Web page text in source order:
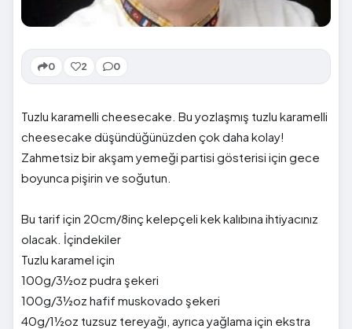
0 2 0
Tuzlu karamelli cheesecake. Bu yozlaşmış tuzlu karamelli
cheesecake düşündüğünüzden çok daha kolay!
Zahmetsiz bir akşam yemeği partisi gösterisi için gece
boyunca pişirin ve soğutun.
Bu tarif için 20cm/8inç kelepçeli kek kalıbına ihtiyacınız
olacak. İçindekiler
Tuzlu karamel için
100g/3½oz pudra şekeri
100g/3½oz hafif muskovado şekeri
40g/1½oz tuzsuz tereyağı, ayrıca yağlama için ekstra